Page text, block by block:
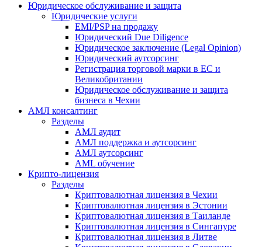
Юридическое обслуживание и защита
Юридические услуги
EMI/PSP на продажу
Юридический Due Diligence
Юридическое заключение (Legal Opinion)
Юридический аутсорсинг
Регистрация торговой марки в ЕС и
Великобритании
Юридическое обслуживание и защита
бизнеса в Чехии
АМЛ консалтинг
Разделы
АМЛ аудит
АМЛ поддержка и аутсорсинг
АМЛ аутсорсинг
AML обучение
Крипто-лицензия
Разделы
Криптовалютная лицензия в Чехии
Криптовалютная лицензия в Эстонии
Криптовалютная лицензия в Таиланде
Криптовалютная лицензия в Сингапуре
Криптовалютная лицензия в Литве